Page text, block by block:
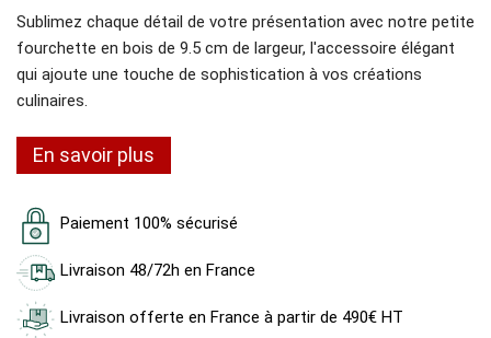
Sublimez chaque détail de votre présentation avec notre petite
fourchette en bois de 9.5 cm de largeur, l'accessoire élégant
qui ajoute une touche de sophistication à vos créations
culinaires.
En savoir plus
Paiement 100% sécurisé
Livraison 48/72h en France
Livraison offerte en France à partir de 490€ HT